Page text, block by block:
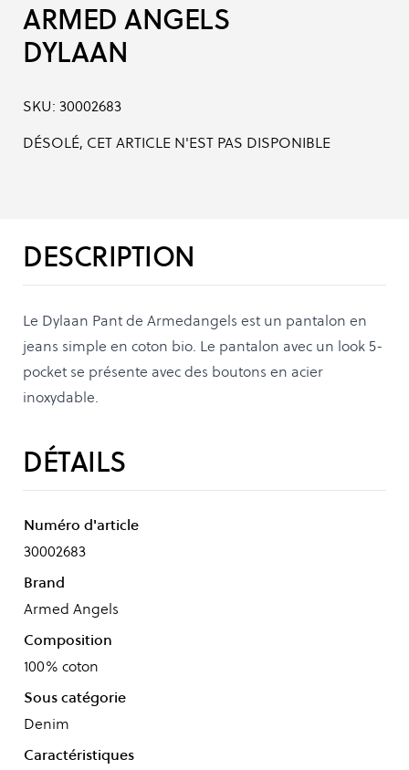
ARMED ANGELS
DYLAAN
SKU: 30002683
DÉSOLÉ, CET ARTICLE N'EST PAS DISPONIBLE
DESCRIPTION
Le Dylaan Pant de Armedangels est un pantalon en
jeans simple en coton bio. Le pantalon avec un look 5-
pocket se présente avec des boutons en acier
inoxydable.
DÉTAILS
Numéro d'article
30002683
Brand
Armed Angels
Composition
100% coton
Sous catégorie
Denim
Caractéristiques